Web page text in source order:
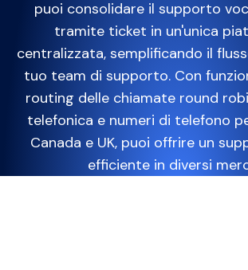
puoi consolidare il supporto
tramite ticket in un'unica
centralizzata, semplificando il
tuo team di supporto. Con
routing delle chiamate round
telefonica e numeri di telefono
Canada e UK, puoi offrire un
efficiente in diversi